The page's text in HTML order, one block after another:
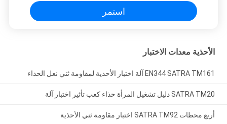
استمر
الأحذية معدات الاختبار
EN344 SATRA TM161 آلة اختبار الأحذية لمقاومة ثني نعل الحذاء
SATRA TM20 دليل تشغيل المرأة حذاء كعب تأثير اختبار آلة
أربع محطات SATRA TM92 اختبار مقاومة ثني الأحذية